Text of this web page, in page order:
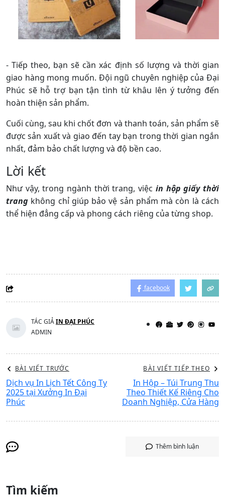
- Tiếp theo, bạn sẽ cần xác định số lượng và thời gian
giao hàng mong muốn. Đội ngũ chuyên nghiệp của Đại
Phúc sẽ hỗ trợ bạn tận tình từ khâu lên ý tưởng đến
hoàn thiện sản phẩm.
Cuối cùng, sau khi chốt đơn và thanh toán, sản phẩm sẽ
được sản xuất và giao đến tay bạn trong thời gian ngắn
nhất, đảm bảo chất lượng và độ bền cao.
Lời kết
Như vậy, trong ngành thời trang, việc in hộp giấy thời
trang không chỉ giúp bảo vệ sản phẩm mà còn là cách
thể hiện đẳng cấp và phong cách riêng của từng shop.
facebook
TÁC GIẢIN ĐẠI PHÚC
ADMIN
BÀI VIẾT TRƯỚC
Dịch vụ In Lịch Tết Công Ty
2025 tại Xưởng In Đại
Phúc
BÀI VIẾT TIẾP THEO
In Hộp – Túi Trung Thu
Theo Thiết Kế Riêng Cho
Doanh Nghiệp, Cửa Hàng
Thêm bình luận
Tìm kiếm